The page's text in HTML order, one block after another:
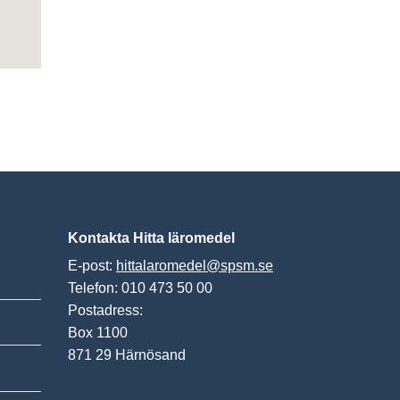
Kontakta Hitta läromedel
E-post: hittalaromedel@spsm.se
Telefon: 010 473 50 00
Postadress:
Box 1100
871 29 Härnösand